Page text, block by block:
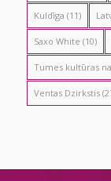
Kuldīga (11)
Saxo White (10)
Tumes kultūras
Ventas Dzirkstis